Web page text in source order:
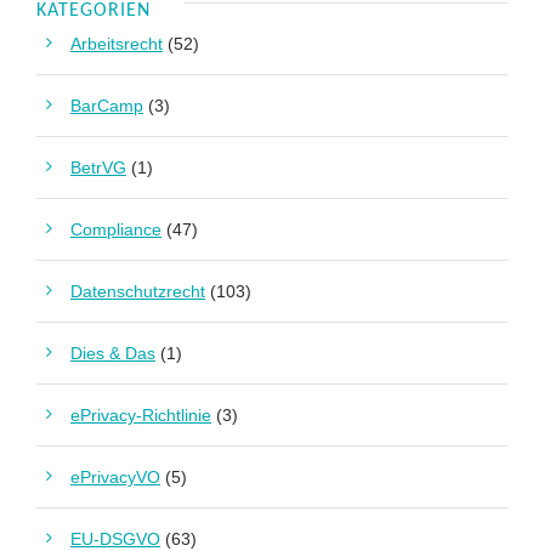
KATEGORIEN
Arbeitsrecht (52)
BarCamp (3)
BetrVG (1)
Compliance (47)
Datenschutzrecht (103)
Dies & Das (1)
ePrivacy-Richtlinie (3)
ePrivacyVO (5)
EU-DSGVO (63)